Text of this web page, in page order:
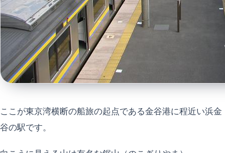
ここが東京湾横断の船旅の起点である金谷港に程近い浜金
谷の駅です。